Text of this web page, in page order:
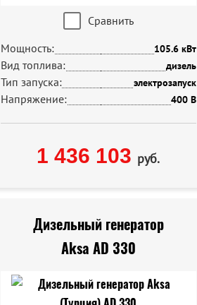
Сравнить
Мощность:
105.6 кВт
Вид топлива: дизель
Тип запуска: электрозапуск
Напряжение: 400 В
1 436 103 руб.
Дизельный генератор
Aksa AD 330